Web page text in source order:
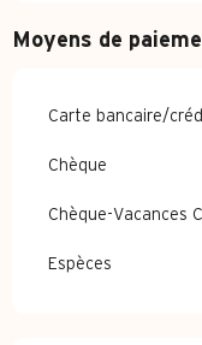
Moyens de
Carte bancaire/
Chèque
Chèque-Vacances
Espèces